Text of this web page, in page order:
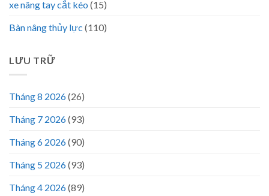
xe nâng tay cắt kéo (15)
Bàn nâng thủy lực (110)
LƯU TRỮ
Tháng 8 2026(26)
Tháng 7 2026(93)
Tháng 6 2026(90)
Tháng 5 2026(93)
Tháng 4 2026(89)